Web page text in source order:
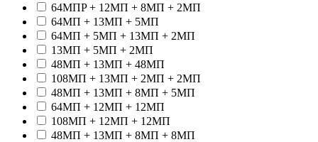
64МПP + 12МП + 8МП + 2МП
64МП + 13МП + 5МП
64МП + 5МП + 13МП + 2МП
13МП + 5МП + 2МП
48МП + 13МП + 48МП
108МП + 13МП + 2МП + 2МП
48МП + 13МП + 8МП + 5МП
64МП + 12МП + 12МП
108МП + 12МП + 12МП
48МП + 13МП + 8МП + 8МП